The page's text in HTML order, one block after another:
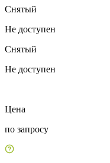
Снятый
Не доступен
Снятый
Не доступен
Цена
по запросу